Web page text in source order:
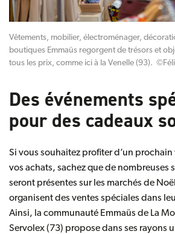
Vêtements, mobilier, électroménager,
boutiques Emmaüs regorgent de trésors et
tous les prix, comme ici à la Venelle (93).
Des événements
pour des cadeaux
Si vous souhaitez profiter d’un
vos achats, sachez que de nombreuses
seront présentes sur les marchés de
organisent des ventes spéciales dans
Ainsi, la communauté Emmaüs de La
Servolex (73) propose dans ses rayons